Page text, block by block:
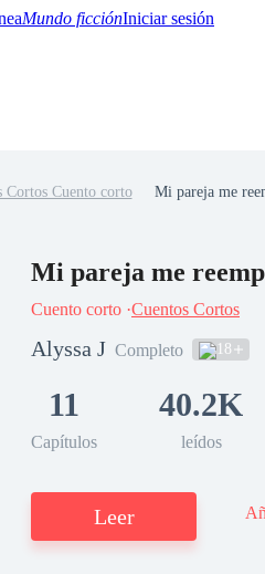
Mundo ficciónIniciar sesión
Cortos Cuento corto Mi pareja me
Mi pareja me
Cuento corto ·Cuentos Cortos
Alyssa J Completo 18
11
Capítulos
40.2K
leídos
Leer